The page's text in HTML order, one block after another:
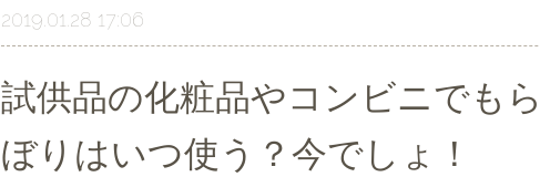
2019.01.28 17:06
試供品の化粧品やコンビニでも
ぼりはいつ使う？今でしょ！